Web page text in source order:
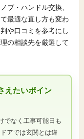
ブ・ハンドル交換、
最適な直し方も変わ
や口コミを参考にし
の相談先を厳選して
えたいポイン
でなく工事可能日も
アでは玄関とは違